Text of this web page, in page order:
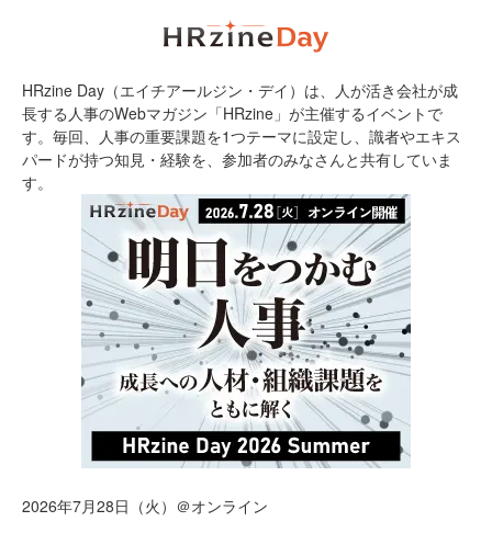
HRzine Day（エイチアールジン・デイ）は、人が活き会社が成
長する人事のWebマガジン「HRzine」が主催するイベントで
す。毎回、人事の重要課題を1つテーマに設定し、識者やエキス
パードが持つ知見・経験を、参加者のみなさんと共有していま
す。
2026年7月28日（火）＠オンライン